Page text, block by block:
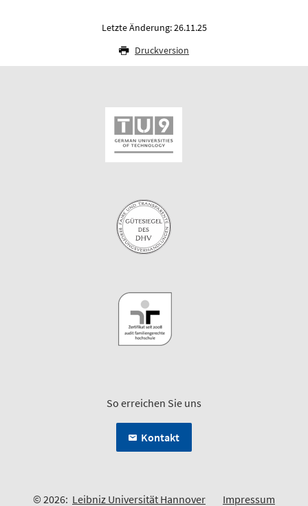
Letzte Änderung: 26.11.25
Druckversion
So erreichen Sie uns
Kontakt
© 2026: Leibniz Universität Hannover Impressum